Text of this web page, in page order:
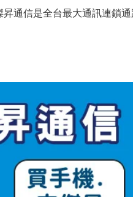
通信是全台最大通訊連鎖